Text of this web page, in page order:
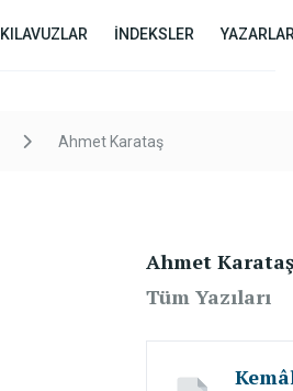
KILAVUZLAR İNDEKSLER
Ahmet Karataş
Ahmet Karataş
Tüm Yazıları